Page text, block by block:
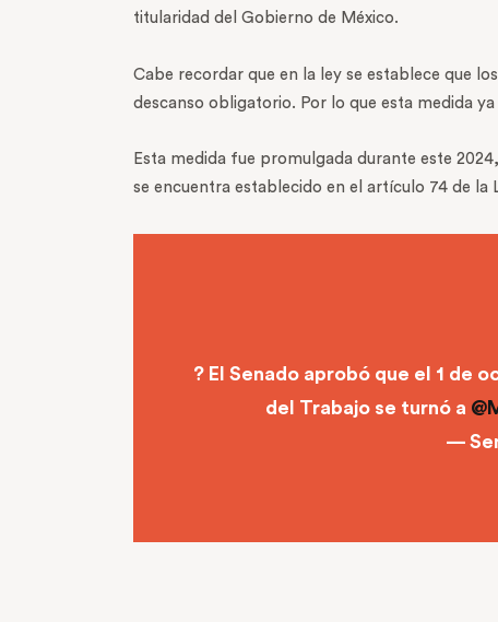
titularidad del Gobierno de México.
Cabe recordar que en la ley se establece que
descanso obligatorio. Por lo que esta medida
Esta medida fue promulgada durante este
se encuentra establecido en el artículo 74 de la
? El Senado aprobó que el 1 de
del Trabajo se turnó a
—